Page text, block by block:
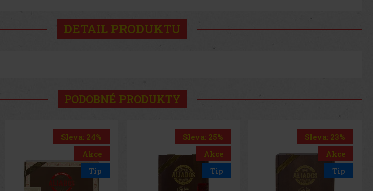
DETAIL PRODUKTU
PODOBNÉ PRODUKTY
Sleva: 24%
Akce
Tip
Sleva: 25%
Akce
Tip
Sleva: 23%
Akce
Tip